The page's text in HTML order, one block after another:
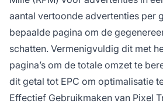
aantal vertoonde advertenties per
bepaalde pagina om de
schatten. Vermenigvuldig dit met
pagina’s om de totale omzet te
dit getal tot EPC om optimalisatie
Effectief Gebruikmaken van Pixel